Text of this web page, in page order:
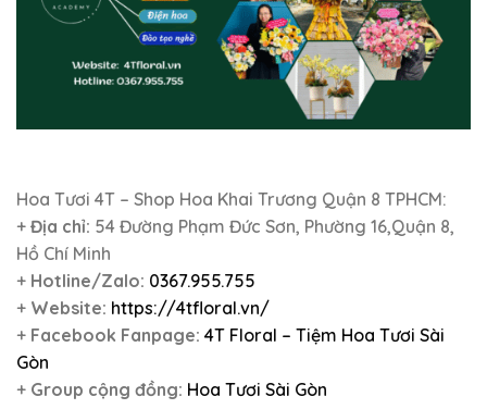
Hoa Tươi 4T – Shop Hoa Khai Trương Quận 8 TPHCM:
+ Địa chỉ: 54 Đường Phạm Đức Sơn, Phường 16,Quận 8,
Hồ Chí Minh
+ Hotline/Zalo: 0367.955.755
+ Website: https://4tfloral.vn/
+ Facebook Fanpage: 4T Floral – Tiệm Hoa Tươi Sài
Gòn
+ Group cộng đồng: Hoa Tươi Sài Gòn